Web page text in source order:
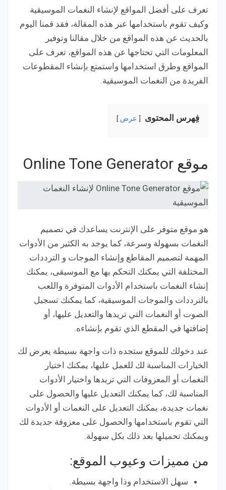
تعرف على أفضل المواقع لإنشاء النغمات الموسيقية
وكيف تقوم باستخدامها عبر هذه المقالة، فقد قمنا اليوم
بالحديث عن هذه المواقع من خلال مقالنا وتوفير
المعلومات التي تحتاجها عن هذه المواقع، تعرف على
المواقع وطرق استخدامها واستمتع بإنشاء المقطوعات
الفريدة من النغمات الموسيقية.
فِهرس المحتوى عرض
موقع Online Tone Generator
هو موقع متوفر على الإنترنت يساعدك في تصميم
النغمات بسهولة وسرعة، كما يوجد به الكثير من الأدوات
المهمة لتصميم المقاطع وإنشاء الموجات و الترددات
المختلفة التي يمكنك التحكم بها مع الموسيقى، يمكنك
إنشاء النغمات باستخدام الأدوات المتوفرة واللعب
بالترددات والموجات الموسيقية، كما يمكنك تسجيل
الصوت أو النغمات التي تريدها والتعديل عليها، أو
إضافتها في المقطع الذي تقوم بإنشاءه.
عند دخولك للموقع ستجده ذات واجهة بسيطة يعرض لك
الخيارات المناسبة لك للعمل عليها، يمكنك اختيار
النغمات أو المعزوفات التي تريدها واختيار الأدوات
المناسبة لك، كما يمكنك التعديل عليها والحصول على
نغمات جديدة، يمكنك التعديل على النغمات أو الأدوات
التي تقوم باستخدامها والحصول على معزوفة جديدة لك
ويمكنك تحميلها بعد ذلك بكل سهولة.
من مميزات وعيوب الموقع:
سهل الاستخدام وذا واجهة بسيطة.